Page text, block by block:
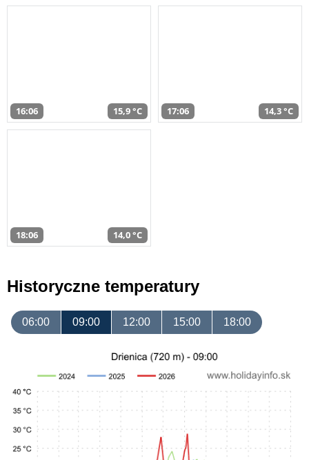
16:06 15,9 °C 17:06 14,3 °C
18:06 14,0 °C
Historyczne temperatury
06:00 09:00 12:00 15:00 18:00